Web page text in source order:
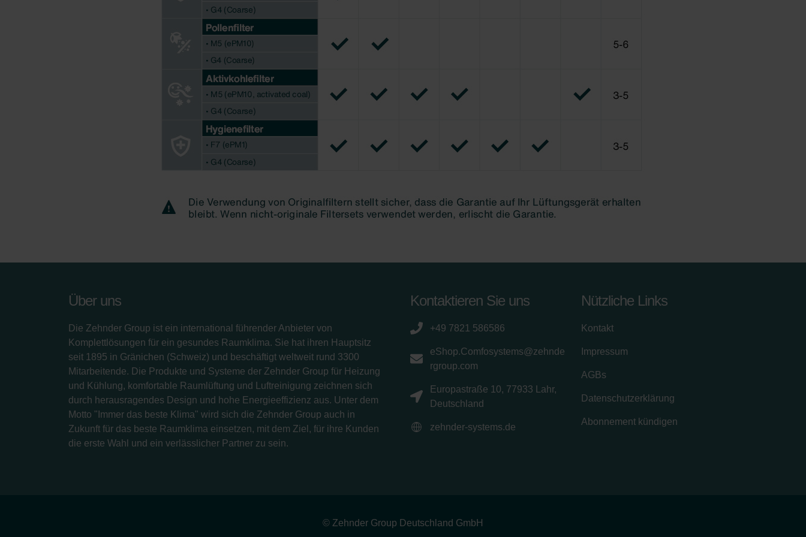
Über uns
Die Zehnder Group ist ein international führender Anbieter von
Komplettlösungen für ein gesundes Raumklima. Sie hat ihren Hauptsitz
seit 1895 in Gränichen (Schweiz) und beschäftigt weltweit rund 3300
Mitarbeitende. Die Produkte und Systeme der Zehnder Group für Heizung
und Kühlung, komfortable Raumlüftung und Luftreinigung zeichnen sich
durch herausragendes Design und hohe Energieeffizienz aus. Unter dem
Motto "Immer das beste Klima" wird sich die Zehnder Group auch in
Zukunft für das beste Raumklima einsetzen, mit dem Ziel, für ihre Kunden
die erste Wahl und ein verlässlicher Partner zu sein.
Kontaktieren Sie uns
+49 7821 586586
eShop.Comfosystems@zehnde
rgroup.com
Europastraße 10, 77933 Lahr,
Deutschland
zehnder-systems.de
Nützliche Links
Kontakt
Impressum
AGBs
Datenschutzerklärung
Abonnement kündigen
© Zehnder Group Deutschland GmbH